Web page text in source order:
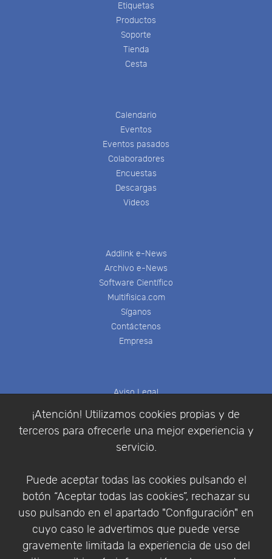
¡Atención! Utilizamos cookies propias y de
terceros para ofrecerle una mejor experiencia y
servicio.
Puede aceptar todas las cookies pulsando el
botón “Aceptar todas las cookies”, rechazar su
uso pulsando en el apartado "Configuración" en
cuyo caso le advertimos que puede verse
gravemente limitada la experiencia de uso del
Etiquetas
Productos
Soporte
Tienda
Cesta
Calendario
Eventos
Eventos pasados
Colaboradores
Encuestas
Descargas
Videos
Addlink e-News
Archivo e-News
Software Científico
Multifisica.com
Síganos
Contáctenos
Empresa
Aviso Legal
Política de Privacidad
Condiciones de compra
Identificarse
Empresa|Aviso Legal| Política de Privacidad |